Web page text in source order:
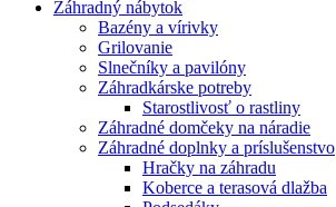
Záhradný nábytok
Bazény a vírivky
Grilovanie
Slnečníky a pavilóny
Záhradkárske potreby
Starostlivosť o rastliny
Záhradné domčeky na náradie
Záhradné doplnky a príslušenstvo
Hračky na záhradu
Koberce a terasová dlažba